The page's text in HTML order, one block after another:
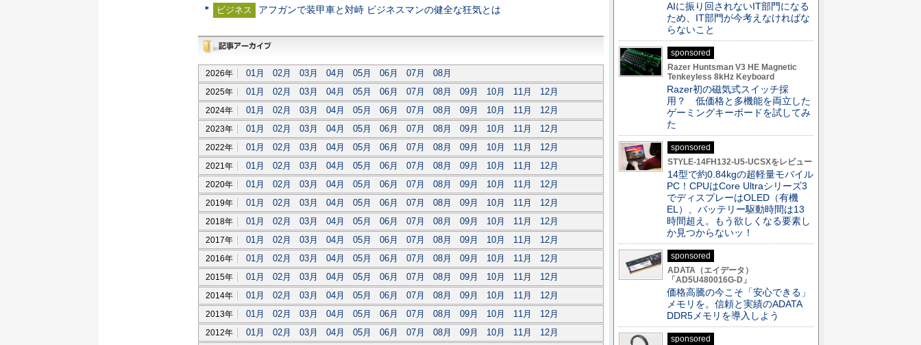
ビジネス
アフガンで装甲車と対峙 ビジネスマンの健全な狂気とは
過去記事アーカイブ
2026年
01月 02月 03月 04月 05月 06月 07月 08月
2025年 01月 02月 03月 04月 05月 06月 07月 08月 09月 10月 11月 12月
2024年 01月 02月 03月 04月 05月 06月 07月 08月 09月 10月 11月 12月
2023年 01月 02月 03月 04月 05月 06月 07月 08月 09月 10月 11月 12月
2022年 01月 02月 03月 04月 05月 06月 07月 08月 09月 10月 11月 12月
2021年 01月 02月 03月 04月 05月 06月 07月 08月 09月 10月 11月 12月
2020年 01月 02月 03月 04月 05月 06月 07月 08月 09月 10月 11月 12月
2019年 01月 02月 03月 04月 05月 06月 07月 08月 09月 10月 11月 12月
2018年 01月 02月 03月 04月 05月 06月 07月 08月 09月 10月 11月 12月
2017年 01月 02月 03月 04月 05月 06月 07月 08月 09月 10月 11月 12月
2016年 01月 02月 03月 04月 05月 06月 07月 08月 09月 10月 11月 12月
2015年 01月 02月 03月 04月 05月 06月 07月 08月 09月 10月 11月 12月
2014年 01月 02月 03月 04月 05月 06月 07月 08月 09月 10月 11月 12月
2013年 01月 02月 03月 04月 05月 06月 07月 08月 09月 10月 11月 12月
2012年 01月 02月 03月 04月 05月 06月 07月 08月 09月 10月 11月 12月
AIに振り回されないIT部門になる
ため、IT部門が今考えなければな
らないこと
sponsored
Razer Huntsman V3 HE Magnetic
Tenkeyless 8kHz Keyboard
Razer初の磁気式スイッチ採
用？ 低価格と多機能を両立した
ゲーミングキーボードを試してみ
た
sponsored
STYLE-14FH132-U5-UCSXをレビュー
14型で約0.84kgの超軽量モバイル
PC！CPUはCore Ultraシリーズ3
でディスプレーはOLED（有機
EL）、バッテリー駆動時間は13
時間超え。もう欲しくなる要素し
か見つからないッ！
sponsored
ADATA（エイデータ）
「AD5U480016G-D」
価格高騰の今こそ「安心できる」
メモリを。信頼と実績のADATA
DDR5メモリを導入しよう
sponsored